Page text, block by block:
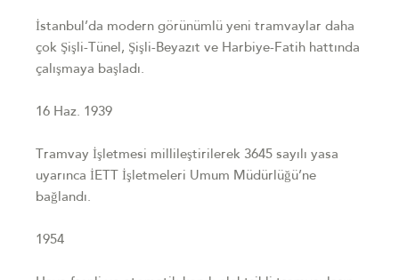
İstanbul’da modern görünümlü yeni tramvaylar daha
çok Şişli-Tünel, Şişli-Beyazıt ve Harbiye-Fatih hattında
çalışmaya başladı.
16 Haz. 1939
Tramvay İşletmesi millileştirilerek 3645 sayılı yasa
uyarınca İETT İşletmeleri Umum Müdürlüğü’ne
bağlandı.
1954